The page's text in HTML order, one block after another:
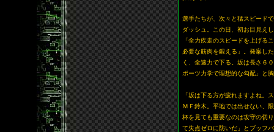
選手たちが、次々と猛スピード
ダッシュ。この日、初お目見え
「全力疾走のスピードを上げる
必要な筋肉を鍛える」。発案し
く、全速力で下る。坂は長さ６
ポーツ力学で理想的な勾配」と
「坂は下る方が疲れますよね
ＭＦ鈴木。平地では出せない、
杯を見ても重要なのは攻守の切
て失点ゼロに防いだ」とブッフ